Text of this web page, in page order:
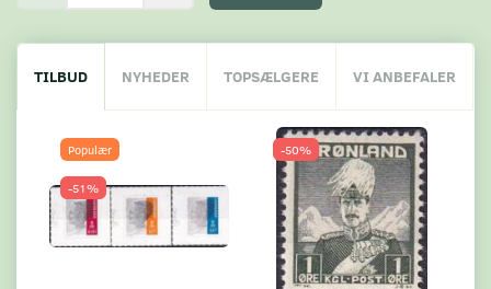
TILBUD NYHEDER TOPSÆLGERE VI ANBEFALER
Populær
-51%
-50%